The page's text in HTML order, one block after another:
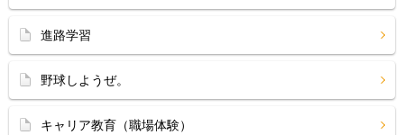
進路学習
野球しようぜ。
キャリア教育（職場体験）